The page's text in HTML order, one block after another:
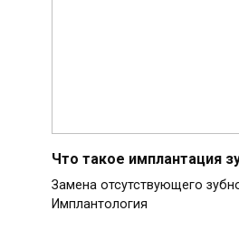
Что такое имплантация
Замена отсутствующего
Имплантология